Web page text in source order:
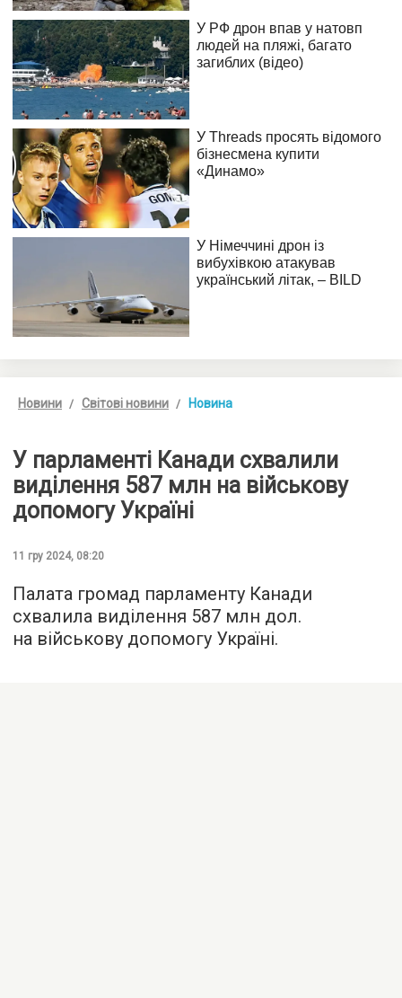
Новини Світові новини Новина
У парламенті Канади схвалили
виділення 587 млн на військову
допомогу Україні
11 гру 2024, 08:20
Палата громад парламенту Канади
схвалила виділення 587 млн дол.
на військову допомогу Україні.